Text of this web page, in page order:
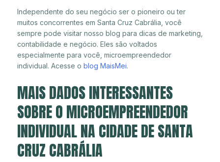
Independente do seu negócio ser o pioneiro ou ter
muitos concorrentes em Santa Cruz Cabrália, você
sempre pode visitar nosso blog para dicas de marketing,
contabilidade e negócio. Eles são voltados
especialmente para você, microempreendedor
individual. Acesse o blog MaisMei.
MAIS DADOS INTERESSANTES
SOBRE O MICROEMPREENDEDOR
INDIVIDUAL NA CIDADE DE SANTA
CRUZ CABRÁLIA